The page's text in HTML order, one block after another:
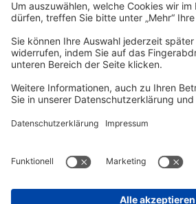
Die Merkliste ist nur für eingeloggte
Anmelden
Sie haben noch kein Konto?
Registrieren Sie sich jetzt